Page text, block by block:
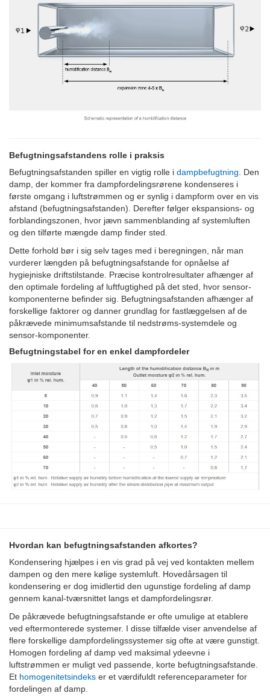
Befugtningsafstandens rolle i praksis
Befugtningsafstanden spiller en vigtig rolle i dampbefugtning . Den
damp, der kommer fra dampfordelingsrørene kondenseres i
første omgang i luftstrømmen og er synlig i dampform over en vis
afstand (befugtningsafstanden). Derefter følger ekspansions- og
forblandingszonen, hvor jævn sammenblanding af systemluften
og den tilførte mængde damp finder sted.
Dette forhold bør i sig selv tages med i beregningen, når man
vurderer længden på befugtningsafstande for opnåelse af
hygiejniske driftstilstande. Præcise kontrolresultater afhænger af
den optimale fordeling af luftfugtighed på det sted, hvor sensor-
komponenterne befinder sig. Befugtningsafstanden afhænger af
forskellige faktorer og danner grundlag for fastlæggelsen af de
påkrævede minimumsafstande til nedstrøms-systemdele og
sensor-komponenter.
Befugtningstabel for en enkel dampfordeler
Hvordan kan befugtningsafstanden afkortes?
Kondensering hjælpes i en vis grad på vej ved kontakten mellem
dampen og den mere kølige systemluft. Hovedårsagen til
kondensering er dog imidlertid den ugunstige fordeling af damp
gennem kanal-tværsnittet langs et dampfordelingsrør.
De påkrævede befugtningsafstande er ofte umulige at etablere
ved eftermonterede systemer. I disse tilfælde viser anvendelse af
flere forskellige dampfordelingssystemer sig ofte at være gunstigt.
Homogen fordeling af damp ved maksimal ydeevne i
luftstrømmen er muligt ved passende, korte befugtningsafstande.
Et homogenitetsindeks er et værdifuldt referenceparameter for
fordelingen af damp.